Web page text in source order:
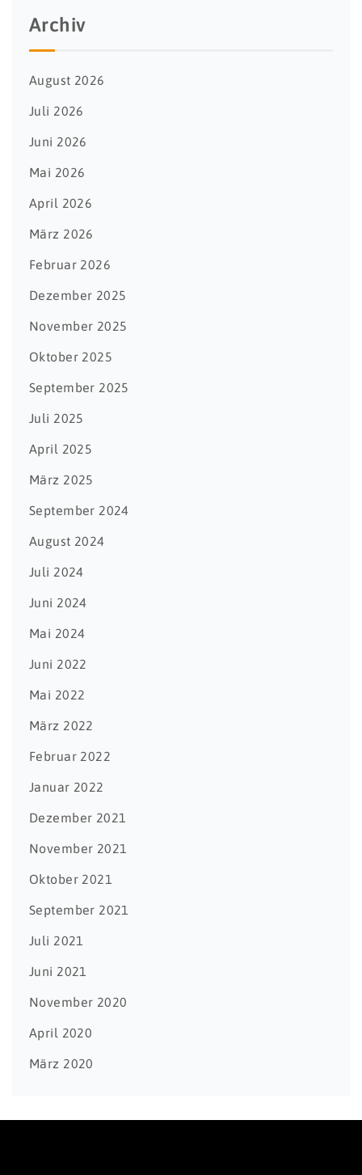
Archiv
August 2026
Juli 2026
Juni 2026
Mai 2026
April 2026
März 2026
Februar 2026
Dezember 2025
November 2025
Oktober 2025
September 2025
Juli 2025
April 2025
März 2025
September 2024
August 2024
Juli 2024
Juni 2024
Mai 2024
Juni 2022
Mai 2022
März 2022
Februar 2022
Januar 2022
Dezember 2021
November 2021
Oktober 2021
September 2021
Juli 2021
Juni 2021
November 2020
April 2020
März 2020